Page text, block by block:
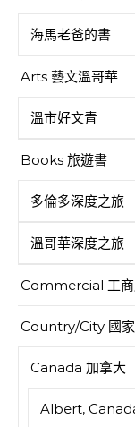
海馬老爸的書
Arts 藝文溫哥華
溫市好文青
Books 旅遊書
多倫多深度之旅
溫哥華深度之旅
Commercial 工商
Country/City 國
Canada 加拿大
Albert,